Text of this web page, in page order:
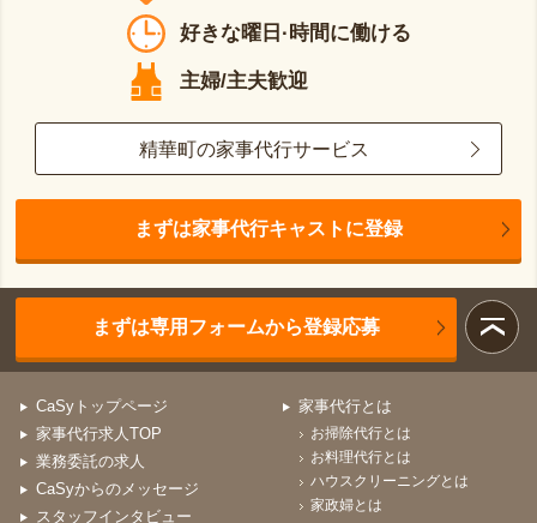
好きな曜日·時間に働ける
主婦/主夫歓迎
精華町の家事代行サービス
まずは家事代行キャストに登録
まずは専用フォームから登録応募
CaSyトップページ
家事代行求人TOP
業務委託の求人
CaSyからのメッセージ
スタッフインタビュー
家事代行とは
お掃除代行とは
お料理代行とは
ハウスクリーニングとは
家政婦とは